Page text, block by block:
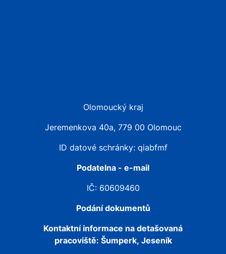
Olomoucký kraj
Jeremenkova 40a, 779 00 Olomouc
ID datové schránky: qiabfmf
Podatelna - e-mail
IČ: 60609460
Podání dokumentů
Kontaktní informace na detašovaná
pracoviště: Šumperk, Jeseník